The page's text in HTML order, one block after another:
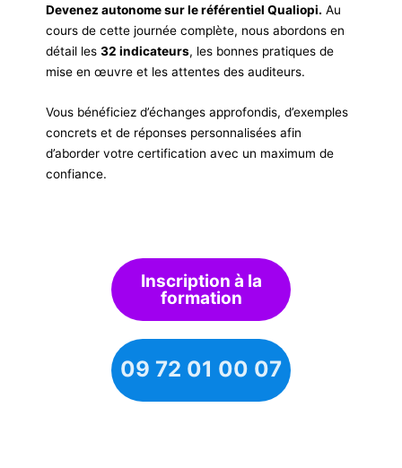
Devenez autonome sur le référentiel Qualiopi. Au
cours de cette journée complète, nous abordons en
détail les32 indicateurs, les bonnes pratiques de
mise en œuvre et les attentes des auditeurs.
Vous bénéficiez d’échanges approfondis, d’exemples
concrets et de réponses personnalisées afin
d’aborder votre certification avec un maximum de
confiance.
Inscription à la
formation
09 72 01 00 07